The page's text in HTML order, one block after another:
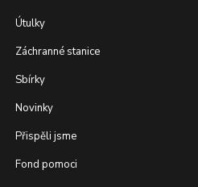
Útulky
Záchranné stanice
Sbírky
Novinky
Přispěli jsme
Fond pomoci